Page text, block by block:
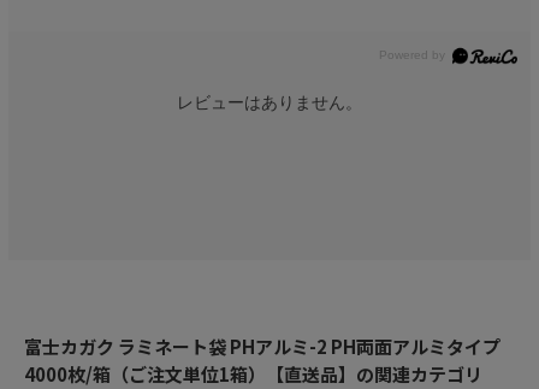
レビューはありません。
富士カガク ラミネート袋 PHアルミ-2 PH両面アルミタイプ
4000枚/箱（ご注文単位1箱）【直送品】の関連カテゴリ